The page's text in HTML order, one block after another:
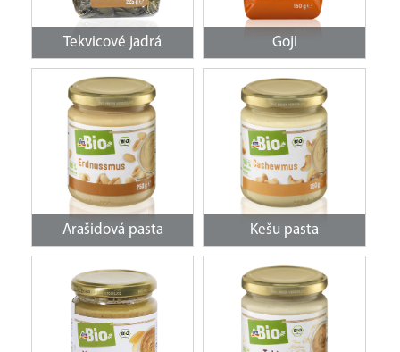
Tekvicové jadrá Goji
Arašidová pasta Kešu pasta